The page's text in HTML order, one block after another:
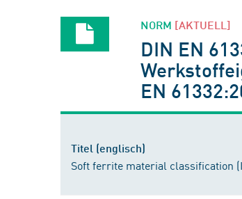
NORM [AKTUELL]
DIN EN
EN
Titel (englisch)
Soft ferrite material classification